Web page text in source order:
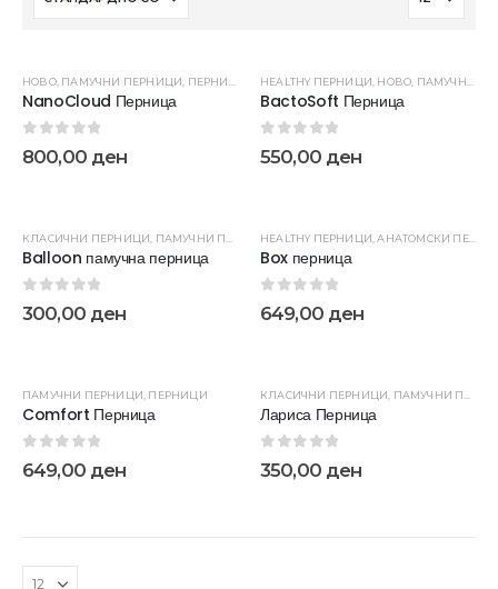
НОВО, ПАМУЧНИ ПЕРНИЦИ ПЕРНИЦИ
NanoCloud Перница
0 out of 5
800,00 ден
HEALTHY ПЕРНИЦИ НОВО ПАМУЧНИ ПЕРНИЦИ
BactoSoft Перница
0out of 5
550,00 ден
КЛАСИЧНИ ПЕРНИЦИ ПАМУЧНИ ПЕРНИЦИ ,ПЕРНИЦИ
Balloon памучна перница
0 out of 5
300,00 ден
HEALTHY ПЕРНИЦИ АНАТОМСКИ ПЕРНИЦИ
Box перница
0out of 5
649,00 ден
ПАМУЧНИ ПЕРНИЦИ ПЕРНИЦИ
Comfort Перница
0out of 5
649,00 ден
КЛАСИЧНИ ПЕРНИЦИ ПАМУЧНИ ПЕРНИЦИ
Лариса Перница
0out of 5
350,00 ден